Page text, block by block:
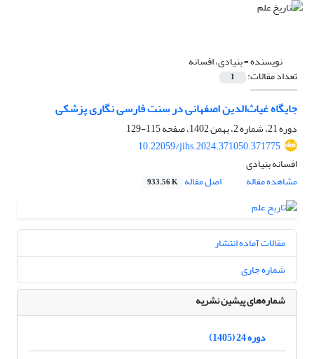
نویسنده =بنیادی، افسانه
تعداد مقالات: 1
جایگاه غیاث‌الدین اصفهانی در سنت فارسی نگاری پزشکی
دوره 21، شماره 2، بهمن 1402، صفحه
115-129
10.22059/jihs.2024.371050.371775
افسانه بنیادی
مشاهده مقاله
اصل مقاله 933.56 K
مقالات آماده انتشار
شماره جاری
شماره‌های پیشین نشریه
دوره 24 (1405)